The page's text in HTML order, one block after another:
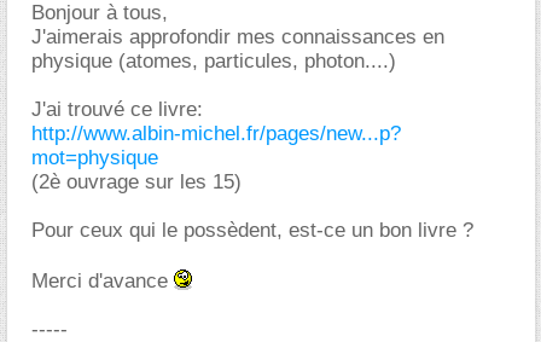
Bonjour à tous,
J'aimerais approfondir mes connaissances en
physique (atomes, particules, photon....)
J'ai trouvé ce livre:
http://www.albin-michel.fr/pages/new...p?
mot=physique
(2è ouvrage sur les 15)
Pour ceux qui le possèdent, est-ce un bon livre ?
Merci d'avance
-----